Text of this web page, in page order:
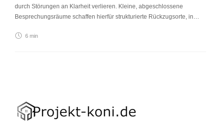
durch Störungen an Klarheit verlieren. Kleine, abgeschlossene
Besprechungsräume schaffen hierfür strukturierte Rückzugsorte, in…
6 min